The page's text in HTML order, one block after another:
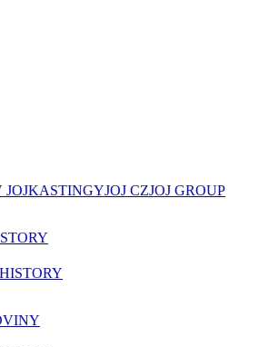
KASTINGYJOJ CZJOJ GROUP
HISTORY